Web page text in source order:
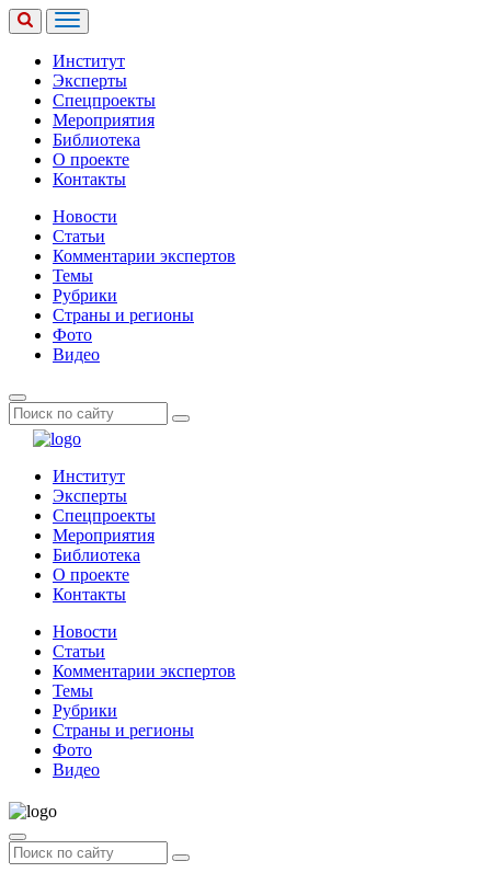
Институт
Эксперты
Спецпроекты
Мероприятия
Библиотека
О проекте
Контакты
Новости
Статьи
Комментарии экспертов
Темы
Рубрики
Страны и регионы
Фото
Видео
Институт
Эксперты
Спецпроекты
Мероприятия
Библиотека
О проекте
Контакты
Новости
Статьи
Комментарии экспертов
Темы
Рубрики
Страны и регионы
Фото
Видео